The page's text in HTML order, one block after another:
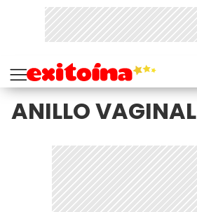
ANILLO VAGINAL